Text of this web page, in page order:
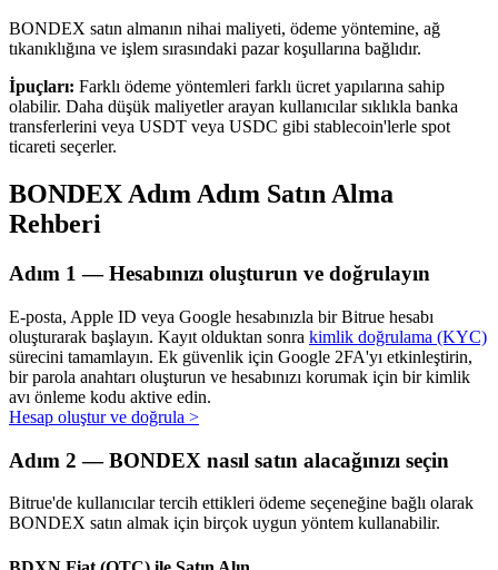
Kripto destekli borçlanma hizmeti
Stake Etmeyi Öğrenin
Pasif gelir kazanma hakkında bilgi edinin
BONDEX satın almanın nihai maliyeti, ödeme yöntemine, ağ
tıkanıklığına ve işlem sırasındaki pazar koşullarına bağlıdır.
İpuçları: Farklı ödeme yöntemleri farklı ücret yapılarına sahip
olabilir. Daha düşük maliyetler arayan kullanıcılar sıklıkla banka
transferlerini veya USDT veya USDC gibi stablecoin'lerle spot
ticareti seçerler.
BONDEX Adım Adım Satın Alma
Rehberi
Adım 1 —Hesabınızı oluşturun ve doğrulayın
E-posta, Apple ID veya Google hesabınızla bir Bitrue hesabı
oluşturarak başlayın. Kayıt olduktan sonra kimlik doğrulama (KYC)
sürecini tamamlayın. Ek güvenlik için Google 2FA'yı etkinleştirin,
bir parola anahtarı oluşturun ve hesabınızı korumak için bir kimlik
avı önleme kodu aktive edin.
Hesap oluştur ve doğrula >
Adım 2 — BONDEX nasıl satın alacağınızı seçin
Bitrue'de kullanıcılar tercih ettikleri ödeme seçeneğine bağlı olarak
BONDEX satın almak için birçok uygun yöntem kullanabilir.